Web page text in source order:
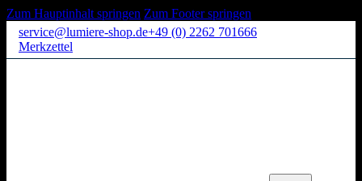
Zum Hauptinhalt springen Zum Footer springen
service@lumiere-shop.de+49 (0) 2262 701666
Merkzettel